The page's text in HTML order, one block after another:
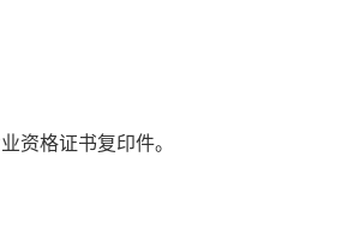
资格证书复印件。